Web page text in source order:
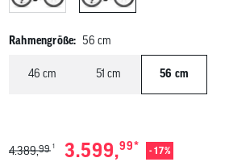
Rahmengröße: 56 cm
46 cm 51 cm 56 cm
4.389,99 1 3.599,99* - 17%